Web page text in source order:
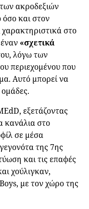
ακροδεξιών
και στον
στο
«σχετικά
λόγω των
περιεχομένου που
Αυτό μπορεί να
εξετάζοντας
κανάλια στο
σε μέσα
της 7ης
και τις επαφές
χούλιγκαν,
με τον χώρο της